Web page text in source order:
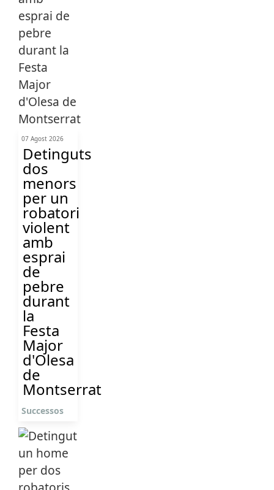
07 Agost 2026
Detinguts
dos
menors
per un
robatori
violent
amb
esprai
de
pebre
durant
la
Festa
Major
d'Olesa
de
Montserrat
Successos